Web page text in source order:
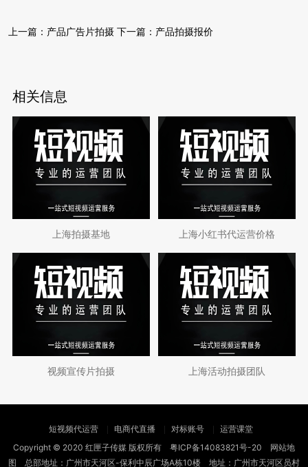
上一篇： 产品广告片拍摄 下一篇： 产品拍摄报价
相关信息
上海拍摄基地 上海小红书代运营价格
视频宣传片拍摄 上海活动拍摄团队
短视频代运营 电商代直播 对标账号
运营课堂
Copyright © 2020 红匣子传媒 版权所有 粤ICP备14083821号-20
网站地
图 总部地址：广州市天河区-保利中辰广场A栋10楼 地址：广州市天河区员村